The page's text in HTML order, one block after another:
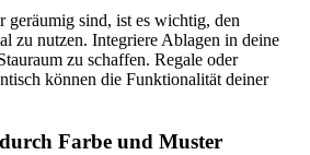
geräumig sind, ist es wichtig, den
zu nutzen. Integriere Ablagen in deine
zu schaffen. Regale oder
können die Funktionalität deiner
Farbe und Muster